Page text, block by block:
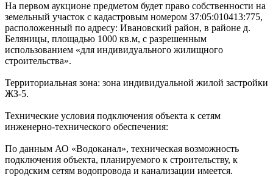
На первом аукционе предметом будет право собственности на
земельный участок с кадастровым номером 37:05:010413:775,
расположенный по адресу: Ивановский район, в районе д.
Беляницы, площадью 1000 кв.м, с разрешенным
использованием «для индивидуального жилищного
строительства».
Территориальная зона: зона индивидуальной жилой застройки
ЖЗ-5.
Технические условия подключения объекта к сетям
инженерно-технического обеспечения:
По данным АО «Водоканал», техническая возможность
подключения объекта, планируемого к строительству, к
городским сетям водопровода и канализации имеется.